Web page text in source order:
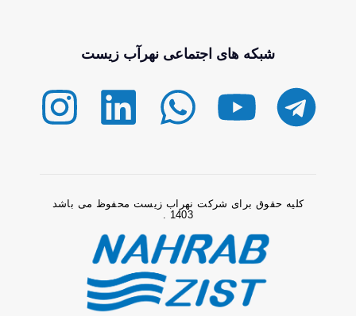
شبکه های اجتماعی نهرآب زیست
کلیه حقوق برای شرکت نهراب زیست محفوظ می باشد
1403 .